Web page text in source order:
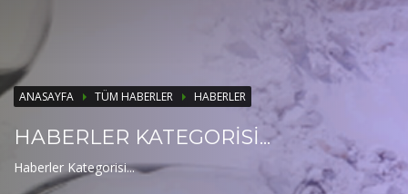
ANASAYFA TÜM HABERLER HABERLER
HABERLER KATEGORİSİ...
Haberler Kategorisi...